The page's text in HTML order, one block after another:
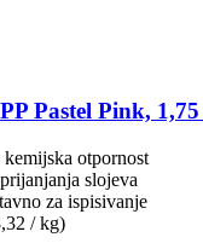
PP Pastel Pink,
otpornost
slojeva
za ispisivanje
/ kg)